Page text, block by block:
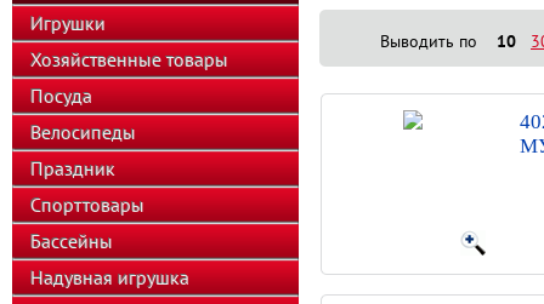
Игрушки
Хозяйственные товары
Посуда
Велосипеды
Праздник
Спорттовары
Бассейны
Надувная игрушка
Выводить по 10